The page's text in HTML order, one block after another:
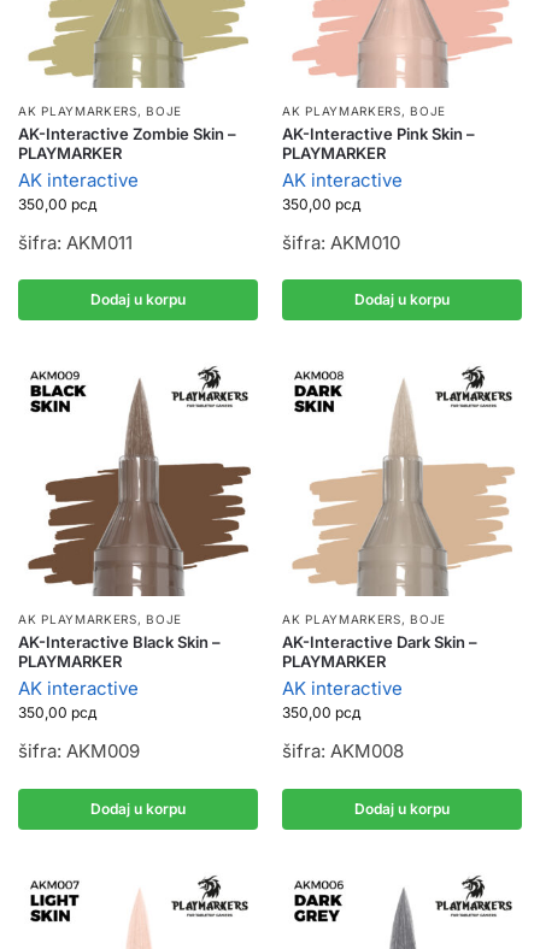
AK PLAYMARKERS,BOJE
AK-Interactive Zombie Skin –
PLAYMARKER
AK interactive
350,00 рсд
šifra: AKM011
Dodaj u korpu
AK PLAYMARKERS,BOJE
AK-Interactive Pink Skin –
PLAYMARKER
AK interactive
350,00 рсд
šifra: AKM010
Dodaj u korpu
AK PLAYMARKERS,BOJE
AK-Interactive Black Skin –
PLAYMARKER
AK interactive
350,00 рсд
šifra: AKM009
Dodaj u korpu
AK PLAYMARKERS,BOJE
AK-Interactive Dark Skin –
PLAYMARKER
AK interactive
350,00 рсд
šifra: AKM008
Dodaj u korpu